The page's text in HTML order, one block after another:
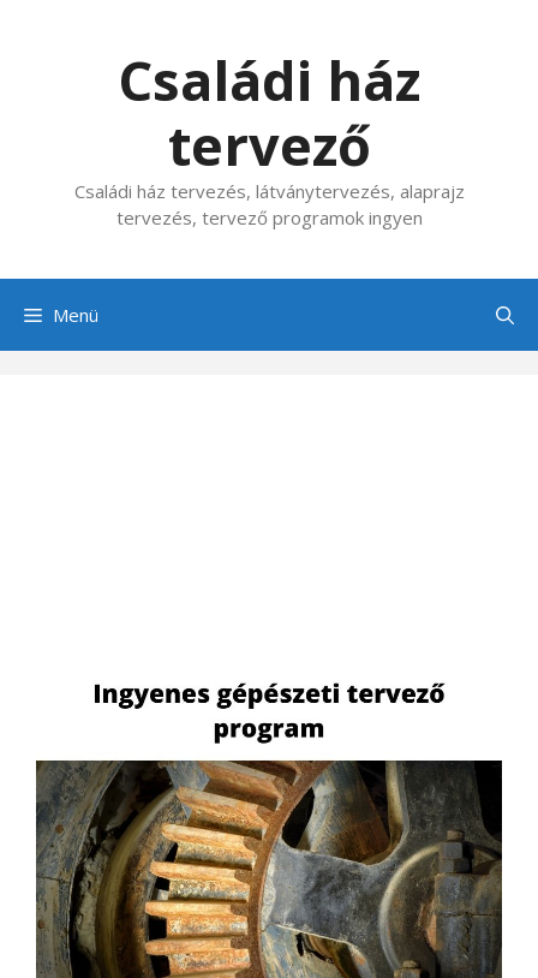
Családi ház
tervező
Családi ház tervezés, látványtervezés, alaprajz
tervezés, tervező programok ingyen
Menü